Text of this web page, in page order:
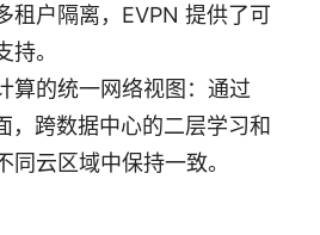
租户隔离，EVPN 提供了可
。
算的统一网络视图：通过
，跨数据中心的二层学习和
同云区域中保持一致。